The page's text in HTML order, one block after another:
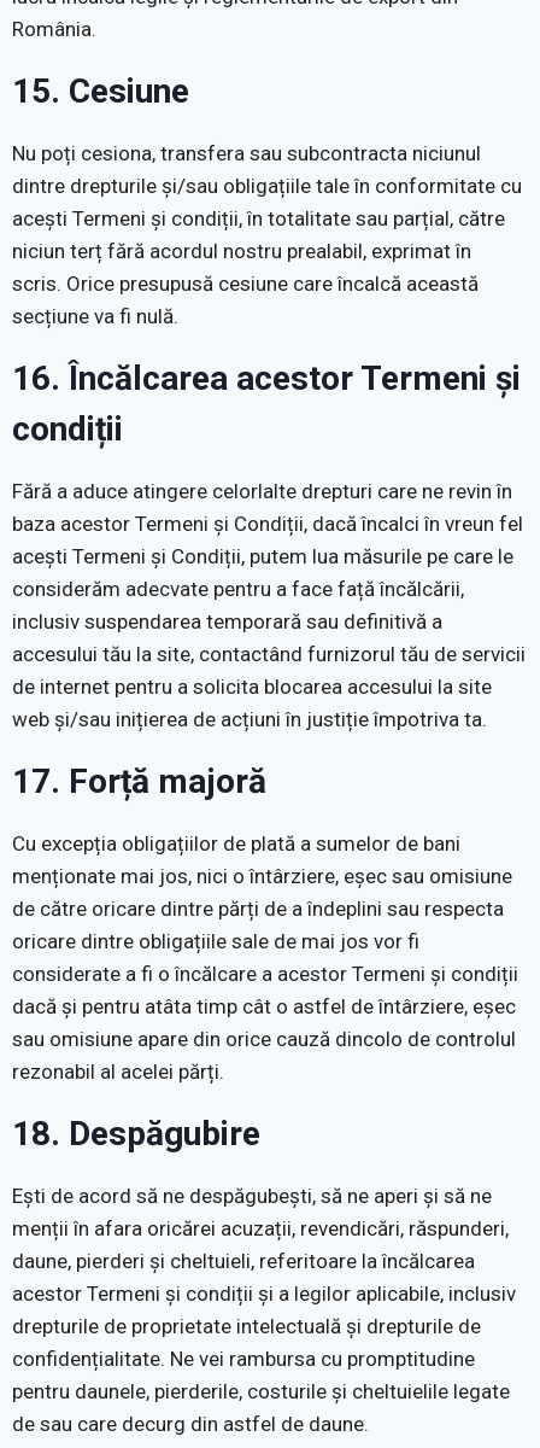
România.
15. Cesiune
Nu poți cesiona, transfera sau subcontracta niciunul
dintre drepturile și/sau obligațiile tale în conformitate cu
acești Termeni și condiții, în totalitate sau parțial, către
niciun terț fără acordul nostru prealabil, exprimat în
scris. Orice presupusă cesiune care încalcă această
secțiune va fi nulă.
16. Încălcarea acestor Termeni și
condiții
Fără a aduce atingere celorlalte drepturi care ne revin în
baza acestor Termeni și Condiții, dacă încalci în vreun fel
acești Termeni și Condiții, putem lua măsurile pe care le
considerăm adecvate pentru a face față încălcării,
inclusiv suspendarea temporară sau definitivă a
accesului tău la site, contactând furnizorul tău de servicii
de internet pentru a solicita blocarea accesului la site
web și/sau inițierea de acțiuni în justiție împotriva ta.
17. Forță majoră
Cu excepția obligațiilor de plată a sumelor de bani
menționate mai jos, nici o întârziere, eșec sau omisiune
de către oricare dintre părți de a îndeplini sau respecta
oricare dintre obligațiile sale de mai jos vor fi
considerate a fi o încălcare a acestor Termeni și condiții
dacă și pentru atâta timp cât o astfel de întârziere, eșec
sau omisiune apare din orice cauză dincolo de controlul
rezonabil al acelei părți.
18. Despăgubire
Ești de acord să ne despăgubești, să ne aperi și să ne
menții în afara oricărei acuzații, revendicări, răspunderi,
daune, pierderi și cheltuieli, referitoare la încălcarea
acestor Termeni și condiții și a legilor aplicabile, inclusiv
drepturile de proprietate intelectuală și drepturile de
confidențialitate. Ne vei rambursa cu promptitudine
pentru daunele, pierderile, costurile și cheltuielile legate
de sau care decurg din astfel de daune.